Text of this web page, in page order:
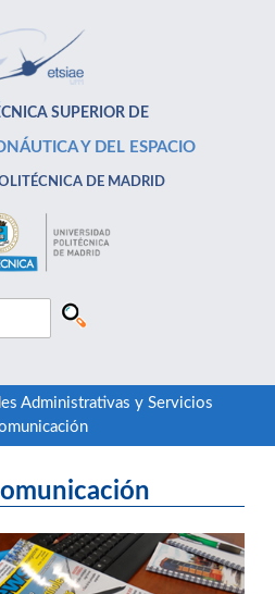
SUPERIOR DE
Y DEL ESPACIO
DE MADRID
Administrativas y Servicios